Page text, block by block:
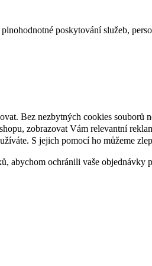
poskytování služeb,
Bez nezbytných cookies souborů
zobrazovat Vám relevantní
S jejich pomocí ho můžeme
abychom ochránili vaše objednávky